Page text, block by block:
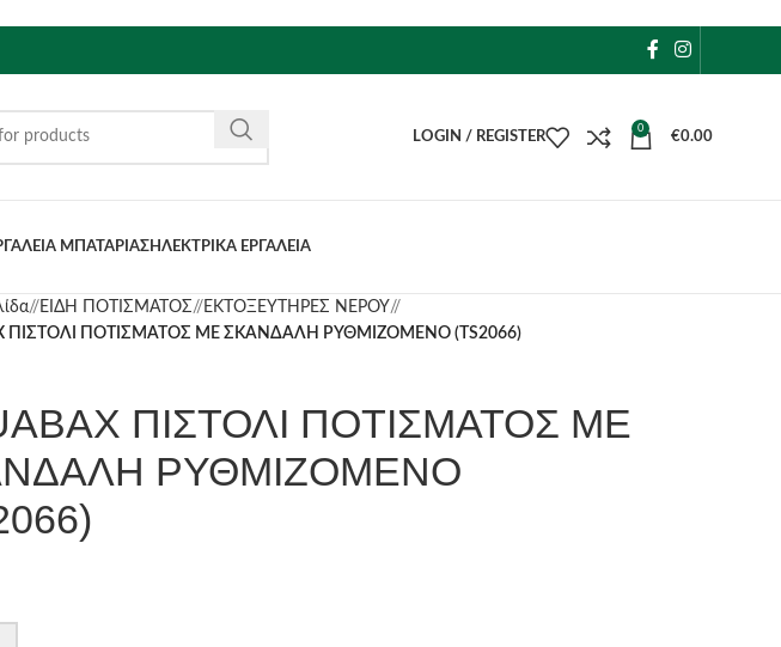
LOGIN / REGISTER
0
€0.00
ΜΠΑΤΑΡΙΑΣΗΛΕΚΤΡΙΚΑ ΕΡΓΑΛΕΙΑ
/ ΕΙΔΗ ΠΟΤΙΣΜΑΤΟΣ/ ΕΚΤΟΞΕΥΤΗΡΕΣ ΝΕΡΟΥ/
ΠΙΣΤΟΛΙ ΠΟΤΙΣΜΑΤΟΣ ΜΕ ΣΚΑΝΔΑΛΗ ΡΥΘΜΙΖΟΜΕΝΟ (TS2066)
ΠΙΣΤΟΛΙ ΠΟΤΙΣΜΑΤΟΣ ΜΕ
ΡΥΘΜΙΖΟΜΕΝΟ